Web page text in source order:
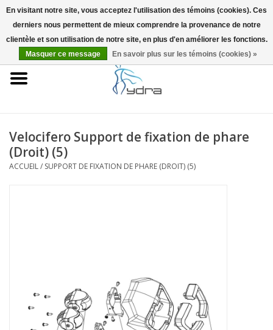
EUR
Accueil
Infos
Velocifero Support de fixation de phare
(Droit) (5)
ACCUEIL/ SUPPORT DE FIXATION DE PHARE (DROIT) (5)
En visitant notre site, vous acceptez l'utilisation des témoins (cookies). Ces
derniers nous permettent de mieux comprendre la provenance de notre
clientèle et son utilisation de notre site, en plus d'en améliorer les fonctions.
Masquer ce message
En savoir plus sur les témoins (cookies) »